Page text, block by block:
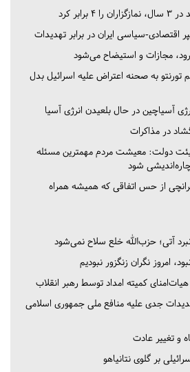
کرد
اقتصادی-سیاسی ایران در برابر تهدیدات
رود، مجازات و استیضاح می‌شود
تورنتو به صحنه اعتراض علیه اسرائیل بدل
آسیاچین در حال بلعیدن انرژی آسیا
در مذاکرات
هیئت دولت: معیشت مردم مهمترین مسئله
شود
از حس اتفاقی که همیشه همراه
آتی؛ حزب‌الله خلع سلاح نمی‌شود
امروز نگران زنگزور نبودیم
کمیته امداد توسط رهبر انقلاب
جدی علیه منافع ملی جمهوری اسلامی
و تغییر عادت
بر گلوی نتانیاهو